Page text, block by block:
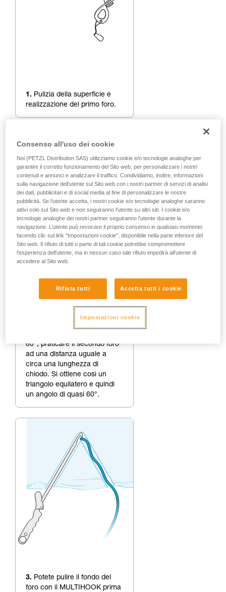
1. Pulizia della superficie e
realizzazione del primo foro.
60°, praticare il secondo foro
ad una distanza uguale a
circa una lunghezza di
chiodo. Si ottiene così un
triangolo equilatero e quindi
un angolo di quasi 60°.
3. Potete pulire il fondo del
foro con il MULTIHOOK prima
Consenso all'uso dei cookie
Noi (PETZL Distribution SAS) utilizziamo cookie e/o tecnologie analoghe per
garantire il corretto funzionamento del Sito web, per personalizzare i nostri
contenuti e annunci e analizzare il traffico. Condividiamo, inoltre, informazioni
sulla navigazione dell’utente sul Sito web con i nostri partner di servizi di analisi
dei dati, pubblicitari e di social media al fine di personalizzare le nostre
pubblicità. Se l’utente accetta, i nostri cookie e/o tecnologie analoghe saranno
attivi solo sul Sito web e non seguiranno l’utente su altri siti. I cookie e/o
tecnologie analoghe dei nostri partner seguiranno l’utente durante la
navigazione. L’utente può revocare il proprio consenso in qualsiasi momento
facendo clic sul link “Impostazioni cookie”, disponibile nella parte inferiore del
Sito web. Il rifiuto di tutti o parte di tali cookie potrebbe compromettere
l’esperienza dell’utente, ma in nessun caso tale rifiuto impedirà all’utente di
accedere al Sito web.
Rifiuta tutti Accetta tutti i cookie
Impostazioni cookie